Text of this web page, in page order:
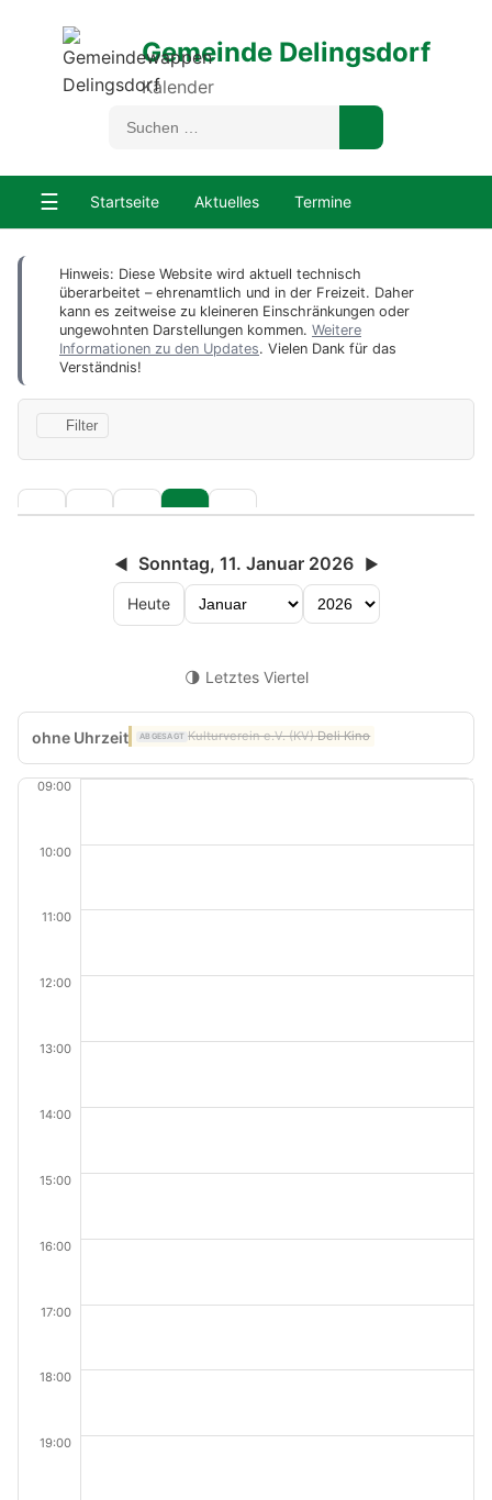
Gemeinde Delingsdorf
Kalender
☰ Startseite Aktuelles Termine
Hinweis: Diese Website wird aktuell technisch
überarbeitet – ehrenamtlich und in der Freizeit. Daher
kann es zeitweise zu kleineren Einschränkungen oder
ungewohnten Darstellungen kommen. Weitere
Informationen zu den Updates. Vielen Dank für das
Verständnis!
Filter
◀ Sonntag, 11. Januar 2026 ▶
Heute
🌗 Letztes Viertel
ohne Uhrzeit ABGESAGT Kulturverein e.V. (KV)Deli Kino
09:00
10:00
11:00
12:00
13:00
14:00
15:00
16:00
17:00
18:00
19:00